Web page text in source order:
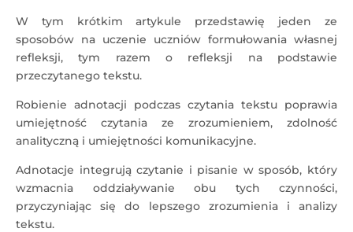
W tym krótkim artykule przedstawię jeden ze
sposobów na uczenie uczniów formułowania własnej
refleksji, tym razem o refleksji na podstawie
przeczytanego tekstu.
Robienie adnotacji podczas czytania tekstu poprawia
umiejętność czytania ze zrozumieniem, zdolność
analityczną i umiejętności komunikacyjne.
Adnotacje integrują czytanie i pisanie w sposób, który
wzmacnia oddziaływanie obu tych czynności,
przyczyniając się do lepszego zrozumienia i analizy
tekstu.